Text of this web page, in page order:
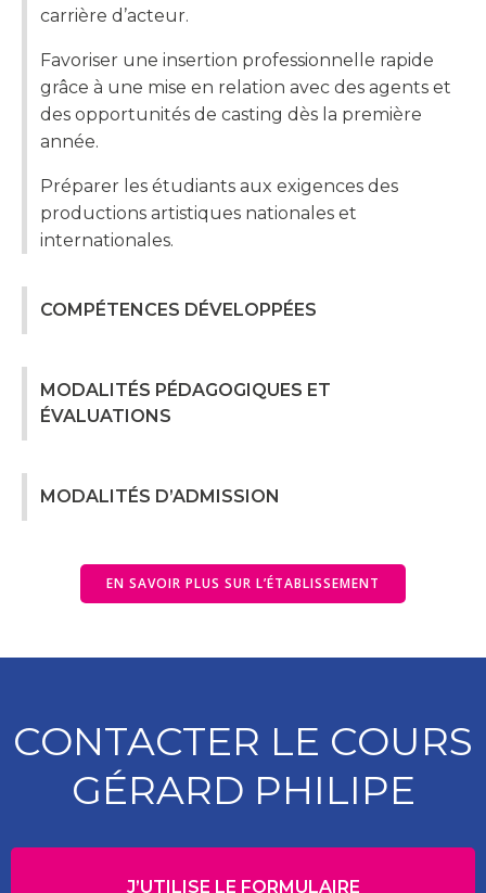
carrière d’acteur.
Favoriser une insertion professionnelle rapide
grâce à une mise en relation avec des agents et
des opportunités de casting dès la première
année.
Préparer les étudiants aux exigences des
productions artistiques nationales et
internationales.
COMPÉTENCES DÉVELOPPÉES
MODALITÉS PÉDAGOGIQUES ET
ÉVALUATIONS
MODALITÉS D’ADMISSION
EN SAVOIR PLUS SUR L’ÉTABLISSEMENT
CONTACTER LE COURS
GÉRARD PHILIPE
J’UTILISE LE FORMULAIRE